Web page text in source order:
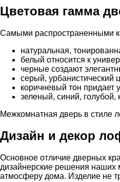
Цветовая гамма
Самыми распространенными
натуральная,
белый относится к
черные создают
серый, урбанистический
коричневый тон придает
зеленый, синий, голубой,
Межкомнатная дверь в стиле
Дизайн и декор
Основное отличие дверных
дизайнерские решения наших
атмосферу дома. Изделие не